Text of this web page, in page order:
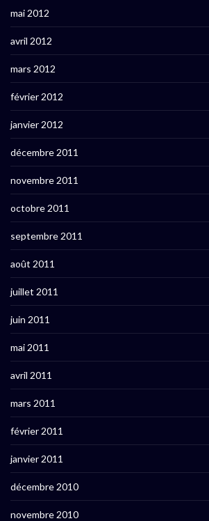
mai 2012
avril 2012
mars 2012
février 2012
janvier 2012
décembre 2011
novembre 2011
octobre 2011
septembre 2011
août 2011
juillet 2011
juin 2011
mai 2011
avril 2011
mars 2011
février 2011
janvier 2011
décembre 2010
novembre 2010